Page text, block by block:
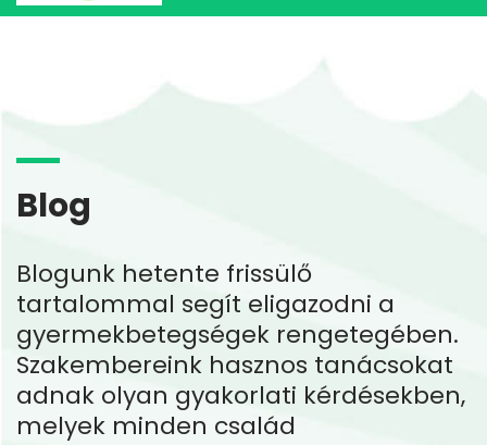
Blog
Blogunk hetente frissülő
tartalommal segít eligazodni a
gyermekbetegségek rengetegében.
Szakembereink hasznos tanácsokat
adnak olyan gyakorlati kérdésekben,
melyek minden család